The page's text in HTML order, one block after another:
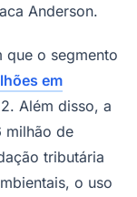
Anderson.
que o segmento
em
Além disso, a
milhão de
tributária
o uso